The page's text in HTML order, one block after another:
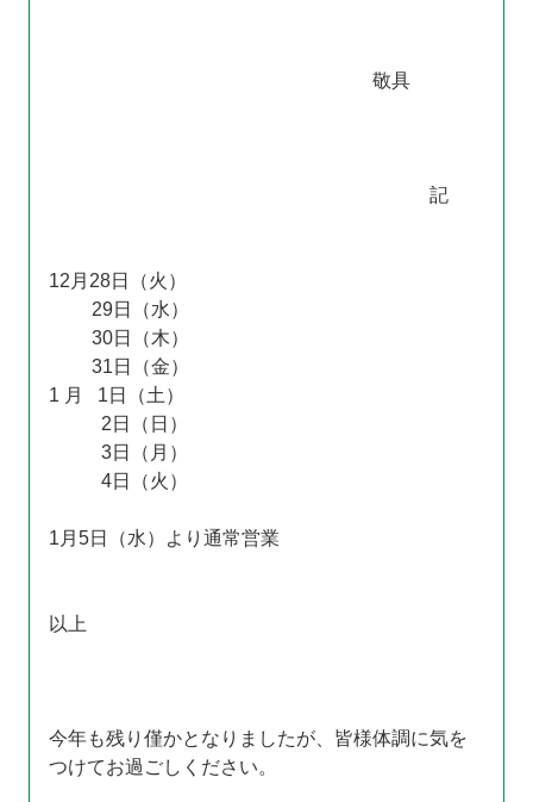
敬具
記
12月28日（火）
29日（水）
30日（木）
31日（金）
1 月 1日（土）
2日（日）
3日（月）
4日（火）
1月5日（水）より通常営業
以上
今年も残り僅かとなりましたが、皆様体調に気を
つけてお過ごしください。